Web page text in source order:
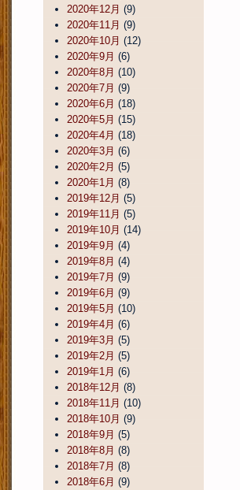
2020年12月 (9)
2020年11月 (9)
2020年10月 (12)
2020年9月 (6)
2020年8月 (10)
2020年7月 (9)
2020年6月 (18)
2020年5月 (15)
2020年4月 (18)
2020年3月 (6)
2020年2月 (5)
2020年1月 (8)
2019年12月 (5)
2019年11月 (5)
2019年10月 (14)
2019年9月 (4)
2019年8月 (4)
2019年7月 (9)
2019年6月 (9)
2019年5月 (10)
2019年4月 (6)
2019年3月 (5)
2019年2月 (5)
2019年1月 (6)
2018年12月 (8)
2018年11月 (10)
2018年10月 (9)
2018年9月 (5)
2018年8月 (8)
2018年7月 (8)
2018年6月 (9)